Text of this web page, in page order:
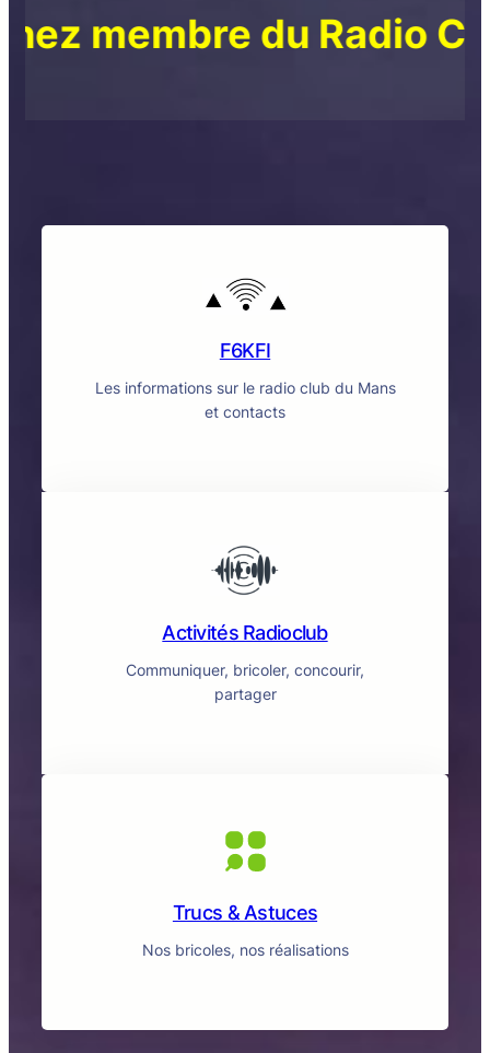
du Radio Club
F6KFI
Les informations sur le radio club du Mans
et contacts
Activités Radioclub
Communiquer, bricoler, concourir,
partager
Trucs & Astuces
Nos bricoles, nos réalisations